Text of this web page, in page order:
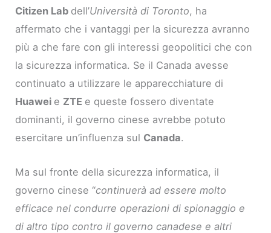
Citizen Lab dell’Università di Toronto, ha
affermato che i vantaggi per la sicurezza avranno
più a che fare con gli interessi geopolitici che con
la sicurezza informatica. Se il Canada avesse
continuato a utilizzare le apparecchiature di
Huawei e ZTE e queste fossero diventate
dominanti, il governo cinese avrebbe potuto
esercitare un’influenza sul Canada.
Ma sul fronte della sicurezza informatica, il
governo cinese “continuerà ad essere molto
efficace nel condurre operazioni di spionaggio e
di altro tipo contro il governo canadese e altri